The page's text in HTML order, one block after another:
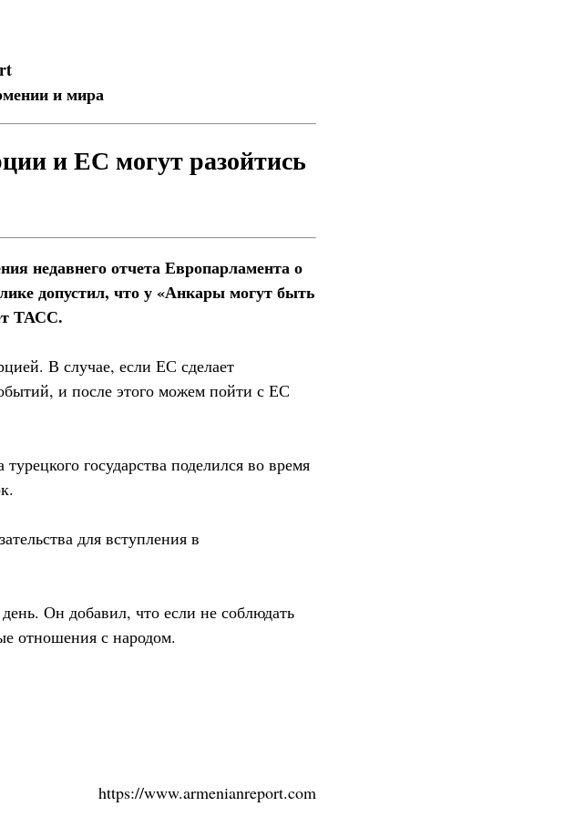
и мира
и ЕС могут разойтись
недавнего отчета Европарламента о
допустил, что у «Анкары могут быть
ТАСС.
В случае, если ЕС сделает
и после этого можем пойти с ЕС
государства поделился во время
для вступления в
Он добавил, что если не соблюдать
отношения с народом.
https://www.armenianreport.com